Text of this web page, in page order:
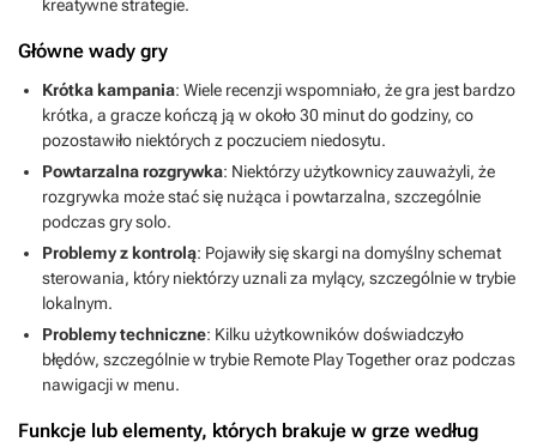
kreatywne strategie.
Główne wady gry
Krótka kampania: Wiele recenzji wspomniało, że gra jest bardzo
krótka, a gracze kończą ją w około 30 minut do godziny, co
pozostawiło niektórych z poczuciem niedosytu.
Powtarzalna rozgrywka: Niektórzy użytkownicy zauważyli, że
rozgrywka może stać się nużąca i powtarzalna, szczególnie
podczas gry solo.
Problemy z kontrolą: Pojawiły się skargi na domyślny schemat
sterowania, który niektórzy uznali za mylący, szczególnie w trybie
lokalnym.
Problemy techniczne: Kilku użytkowników doświadczyło
błędów, szczególnie w trybie Remote Play Together oraz podczas
nawigacji w menu.
Funkcje lub elementy, których brakuje w grze według